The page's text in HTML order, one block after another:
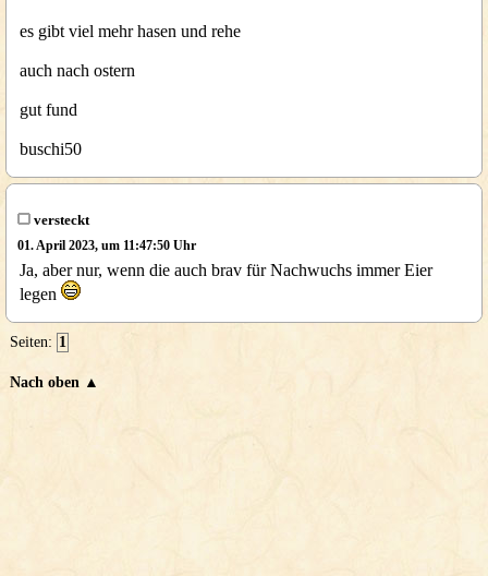
es gibt viel mehr hasen und rehe
auch nach ostern
gut fund
buschi50
versteckt
01. April 2023, um 11:47:50 Uhr
Ja, aber nur, wenn die auch brav für Nachwuchs immer Eier
legen
Seiten: 1
Nach oben ▲